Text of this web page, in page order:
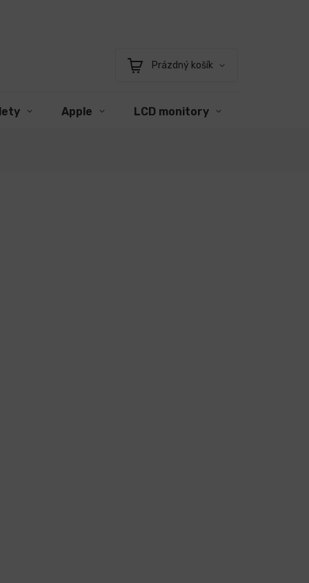
Nákupní
Prázdný košík
Apple LCD monitory